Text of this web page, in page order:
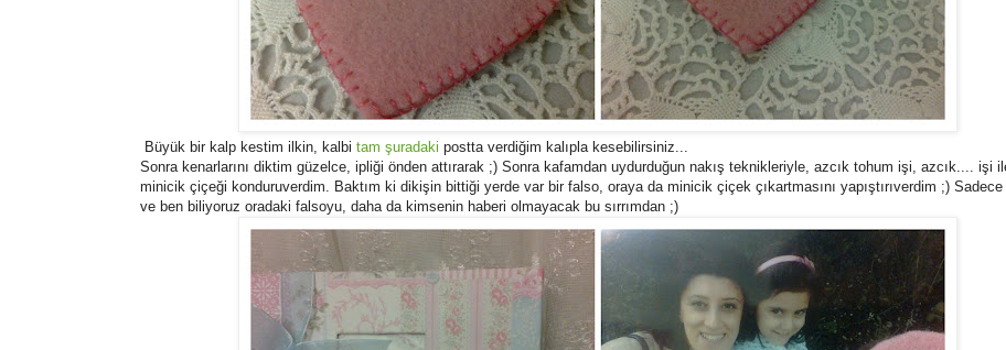
Büyük bir kalp kestim ilkin, kalbi tam şuradaki postta verdiğim kalıpla kesebilirsiniz...
Sonra kenarlarını diktim güzelce, ipliği önden attırarak ;) Sonra kafamdan uydurduğun nakış teknikleriyle, azcık tohum işi, azcık.... işi
minicik çiçeği konduruverdim. Baktım ki dikişin bittiği yerde var bir falso, oraya da minicik çiçek çıkartmasını yapıştırıverdim ;)
ve ben biliyoruz oradaki falsoyu, daha da kimsenin haberi olmayacak bu sırrımdan ;)